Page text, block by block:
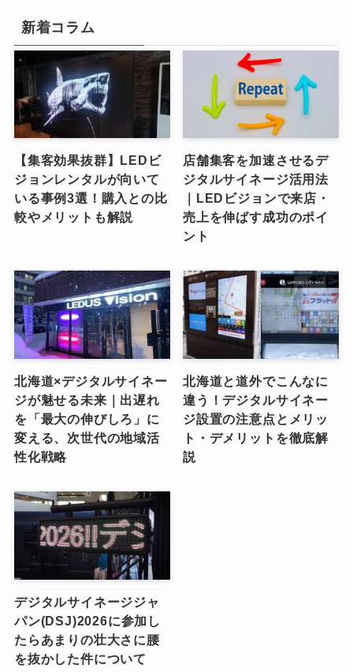
新着コラム
【集客効果抜群】LEDビ
ジョンレンタルが向いて
いる事例3選！購入との比
較やメリットも解説
店舗集客を加速させるデ
ジタルサイネージ活用法
｜LEDビジョンで来店・
売上を伸ばす成功のポイ
ント
北海道×デジタルサイネー
ジが魅せる未来｜出遅れ
を「最大の伸びしろ」に
変える、次世代の地域活
性化戦略
北海道と道外でこんなに
違う！デジタルサイネー
ジ設置の注意点とメリッ
ト・デメリットを徹底解
説
デジタルサイネージジャ
パン(DSJ)2026に参加し
たらあまりの壮大さに腰
を抜かした件について